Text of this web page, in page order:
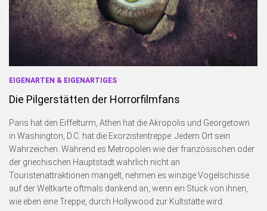
Blogserie: Unnützes Wissen
Blogserie: Spaß mit Wappen
Sonstiges
Blogserie: Nordsee 2016
Blogserie: Rømø 2018
Archiv
Impressum
Bildnachweise
Datenschutzerklärung
Schnellfinder
EIGENARTEN & EIGENARTIGES
Die Pilgerstätten der Horrorfilmfans
Paris hat den Eiffelturm, Athen hat die Akropolis und Georgetown
in Washington, D.C. hat die Exorzistentreppe. Jedem Ort sein
Wahrzeichen. Während es Metropolen wie der französischen oder
der griechischen Hauptstadt wahrlich nicht an
Touristenattraktionen mangelt, nehmen es winzige Vogelschisse
auf der Weltkarte oftmals dankend an, wenn ein Stück von ihnen,
wie eben eine Treppe, durch Hollywood zur Kultstätte wird.